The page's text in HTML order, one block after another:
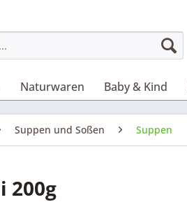
Naturwaren Baby & Kind
Suppen und Soßen Suppen
200g